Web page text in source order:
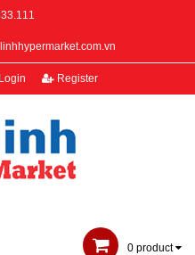
Register
0 product